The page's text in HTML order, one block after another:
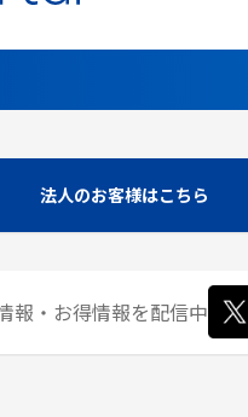
法人のお客様はこちら
報 ・お得情報を配信中